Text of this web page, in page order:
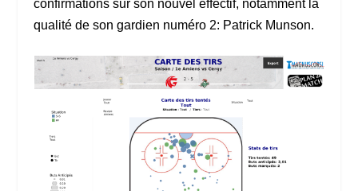
confirmations sur son nouvel effectif, notamment la
qualité de son gardien numéro 2: Patrick Munson.